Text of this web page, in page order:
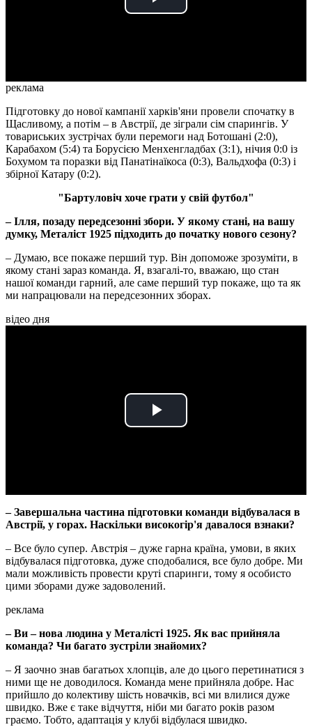
Play
реклама
Підготовку до нової кампанії харків'яни провели спочатку в
Щасливому, а потім – в Австрії, де зіграли сім спарингів. У
товариських зустрічах були перемоги над Ботошані (2:0),
Карабахом (5:4) та Борусією Менхенгладбах (3:1), нічия 0:0 із
Бохумом та поразки від Панатінаїкоса (0:3), Вальдхофа (0:3) і
збірної Катару (0:2).
"Бартуловіч хоче грати у свій футбол"
– Ілля, позаду передсезонні збори. У якому стані, на вашу
думку, Металіст 1925 підходить до початку нового сезону?
– Думаю, все покаже перший тур. Він допоможе зрозуміти, в
якому стані зараз команда. Я, взагалі-то, вважаю, що стан
нашої команди гарний, але саме перший тур покаже, що та як
ми напрацювали на передсезонних зборах.
відео дня
Play
– Завершальна частина підготовки команди відбувалася в
Австрії, у горах. Наскільки високогір'я давалося взнаки?
– Все було супер. Австрія – дуже гарна країна, умови, в яких
відбувалася підготовка, дуже сподобалися, все було добре. Ми
мали можливість провести круті спаринги, тому я особисто
цими зборами дуже задоволений.
реклама
– Ви – нова людина у Металісті 1925. Як вас прийняла
команда? Чи багато зустріли знайомих?
– Я заочно знав багатьох хлопців, але до цього перетинатися з
ними ще не доводилося. Команда мене прийняла добре. Нас
прийшло до колективу шість новачків, всі ми влилися дуже
швидко. Вже є таке відчуття, ніби ми багато років разом
граємо. Тобто, адаптація у клубі відбулася швидко.